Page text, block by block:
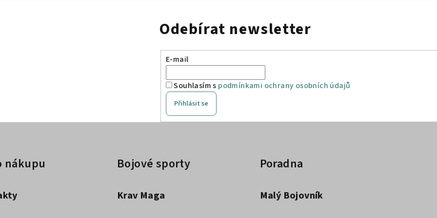
Odebírat newsletter
E-mail
Souhlasím s podmínkami ochrany osobních údajů
Přihlásit se
nákupu Bojové sporty
Krav Maga
Poradna
Malý Bojovník